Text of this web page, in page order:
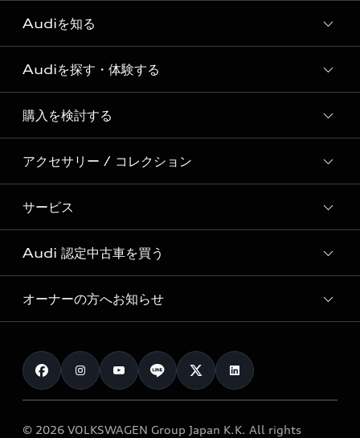
Audiを知る
Audi ブランド
Story of Progress
Audi Sport
Formula 1®
デジタルサービス
Audiを探す・体験する
ディーラー検索
新車在庫検索
試乗車・展示車検索
見積り依頼
試乗予約
購入を検討する
モデル一覧
特別仕様モデル / 限定モデル
e-tronラインアップ
価格シミュレーション
車両比較
カタログ一覧
アクセサリー / コレクション
純正アクセサリー
オンラインショップ
Audi collection
アウディナビアプリ
サービス
サービス入庫予約
サービスプログラム
メンテナンス
車検 / 定期点検
e-tronアフターサポート
Audi 認定中古車を買う
Audi認定中古車
クオリティ
保証
メンテナンス
オーナーの方へお知らせ
お知らせ
オーナー様向けキャンペーン
© 2026 VOLKSWAGEN Group Japan K.K. All rights